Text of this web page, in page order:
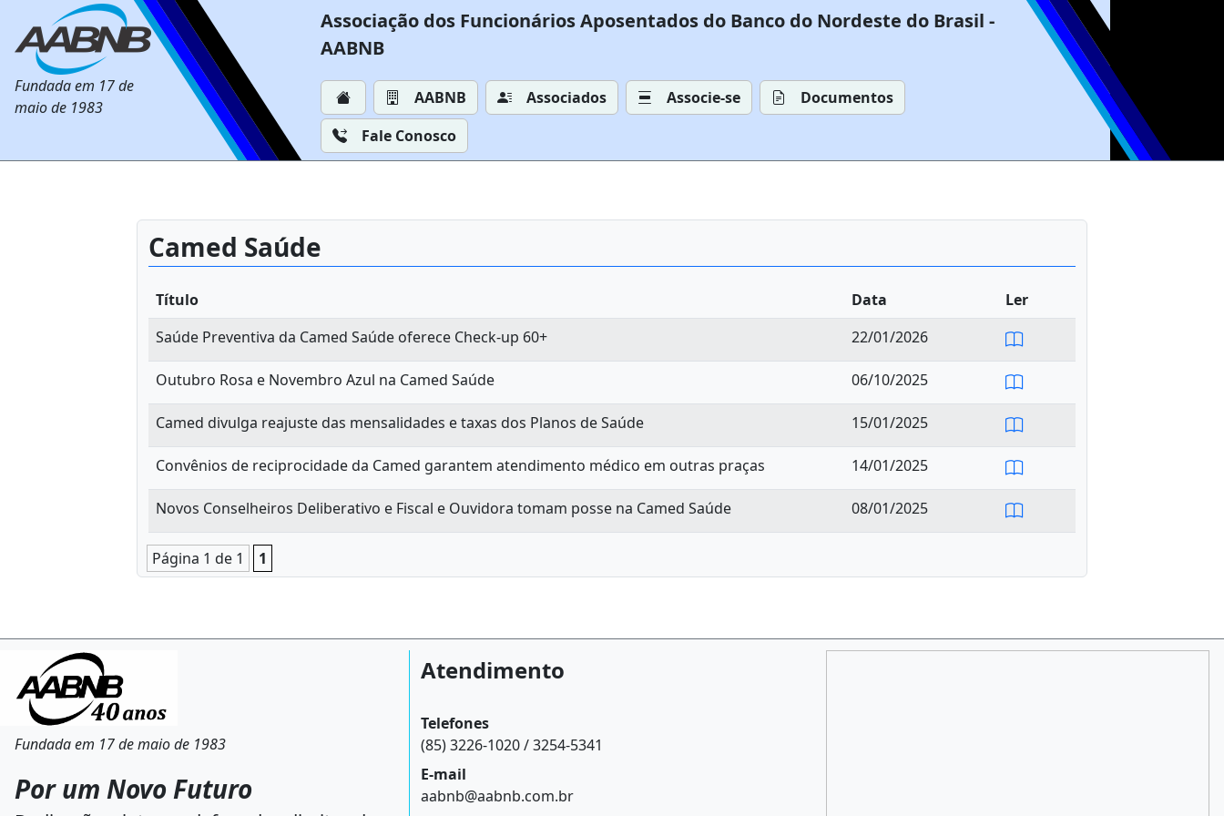
Fundada em 17 de
maio de 1983
Associação dos Funcionários Aposentados do Banco do Nordeste do Brasil -
AABNB
AABNB Associados Associe-se
Documentos
Fale Conosco
Camed Saúde
Título Data
Ler
Saúde Preventiva da Camed Saúde oferece Check-up 60+
22/01/2026
Outubro Rosa e Novembro Azul na Camed Saúde 06/10/2025
Camed divulga reajuste das mensalidades e taxas dos Planos de Saúde 15/01/2025
Convênios de reciprocidade da Camed garantem atendimento médico em outras praças 14/01/2025
Novos Conselheiros Deliberativo e Fiscal e Ouvidora tomam posse na Camed Saúde 08/01/2025
Página 1 de 1 1
Fundada em 17 de maio de 1983
Por um Novo Futuro
Atendimento
Telefones
(85) 3226-1020 / 3254-5341
E-mail
aabnb@aabnb.com.br